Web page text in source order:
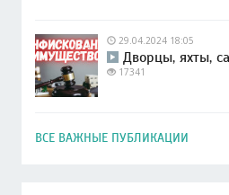
29.04.2024 18:05
Дворцы, яхты,
17341
ВСЕ ВАЖНЫЕ ПУБЛИКАЦИИ